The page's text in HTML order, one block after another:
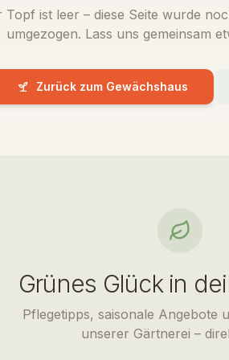
Topf ist leer – diese Seite wurde
umgezogen. Lass uns gemeinsam
Zurück zum Gewächshaus
Grünes Glück in
Pflegetipps, saisonale Angebote
unserer Gärtnerei –